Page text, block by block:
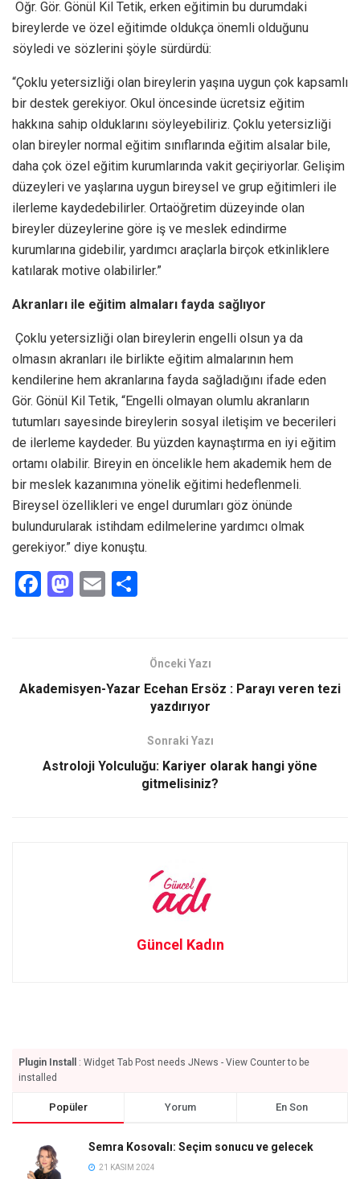
Öğr. Gör. Gönül Kil Tetik, erken eğitimin bu durumdaki
bireylerde ve özel eğitimde oldukça önemli olduğunu
söyledi ve sözlerini şöyle sürdürdü:
“Çoklu yetersizliği olan bireylerin yaşına uygun çok kapsamlı
bir destek gerekiyor. Okul öncesinde ücretsiz eğitim
hakkına sahip olduklarını söyleyebiliriz. Çoklu yetersizliği
olan bireyler normal eğitim sınıflarında eğitim alsalar bile,
daha çok özel eğitim kurumlarında vakit geçiriyorlar. Gelişim
düzeyleri ve yaşlarına uygun bireysel ve grup eğitimleri ile
ilerleme kaydedebilirler. Ortaöğretim düzeyinde olan
bireyler düzeylerine göre iş ve meslek edindirme
kurumlarına gidebilir, yardımcı araçlarla birçok etkinliklere
katılarak motive olabilirler.”
Akranları ile eğitim almaları fayda sağlıyor
Çoklu yetersizliği olan bireylerin engelli olsun ya da
olmasın akranları ile birlikte eğitim almalarının hem
kendilerine hem akranlarına fayda sağladığını ifade eden
Gör. Gönül Kil Tetik, “Engelli olmayan olumlu akranların
tutumları sayesinde bireylerin sosyal iletişim ve becerileri
de ilerleme kaydeder. Bu yüzden kaynaştırma en iyi eğitim
ortamı olabilir. Bireyin en öncelikle hem akademik hem de
bir meslek kazanımına yönelik eğitimi hedeflenmeli.
Bireysel özellikleri ve engel durumları göz önünde
bulundurularak istihdam edilmelerine yardımcı olmak
gerekiyor.” diye konuştu.
F
o
M
d
E
Önceki Yazı
Akademisyen-Yazar Ecehan Ersöz : Parayı veren tezi
yazdırıyor
Sonraki Yazı
Astroloji Yolculuğu: Kariyer olarak hangi yöne
gitmelisiniz?
Güncel Kadın
Plugin Install
: Widget Tab Post needs JNews - View Counter to be
installed
Popüler Yorum En Son
Semra Kosovalı: Seçim sonucu ve gelecek
21 KASIM 2024